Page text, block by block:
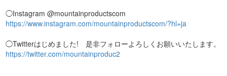
◯Instagram @mountainproductscom
https://www.instagram.com/mountainproductscom/?hl=ja
◯Twitterはじめました! 是非フォローよろしくお願いいたします。
https://twitter.com/mountainproduc2